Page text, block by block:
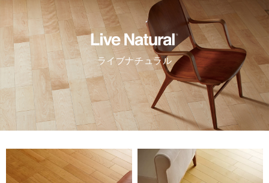
ライブナチュラル